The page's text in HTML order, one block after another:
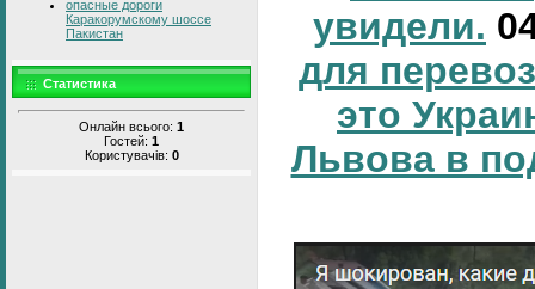
опасные дороги
Каракорумскому шоссе
Пакистан
Статистика
Онлайн всього: 1
Гостей: 1
Користувачів: 0
увидели.
для
это
Львова в